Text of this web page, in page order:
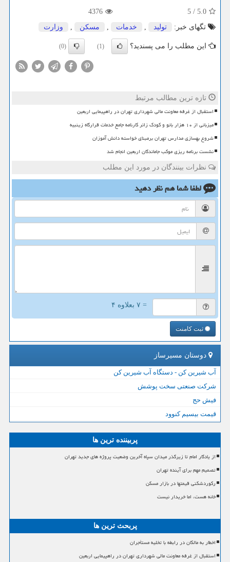
5.0
/
5
4376
تگهای خبر:
تولید , خدمات , مسكن , وزارت
این مطلب را می پسندید؟ (1)
(0)
تازه ترین مطالب مرتبط
استقبال از غرفه معاونت مالی شهرداری تهران در راهپیمایی اربعین
میزبانی از ۱۰ هزار بانو و کودک زائر کارنامه جامع خدمات قرارگاه زینبیه
شروع بهسازی مدارس تهران برمبنای خواسته دانش آموزان
نشست برنامه ریزی موکب جاماندگان اربعین انجام شد
نظرات بینندگان در مورد این مطلب
لطفا شما همنظر دهید
= ۷ بعلاوه ۴
ثبت کامنت
دوستان مسیرساز
آب شیرین کن - دستگاه آب شیرین کن
شرکت صنعتی سخت پوشش
فیش حج
قیمت بیسیم کنوود
پربیننده ترین ها
از یادگار امام تا زیرگذر میدان سپاه آخرین وضعیت پروژه های جدید تهران
تصمیم مهم برای آینده تهران
رکوردشکنی قیمتها در بازار مسکن
خانه هست، اما خریدار نیست
پربحث ترین ها
اخطار به مالکان در رابطه با تخلیه مستأجران
استقبال از غرفه معاونت مالی شهرداری تهران در راهپیمایی اربعین